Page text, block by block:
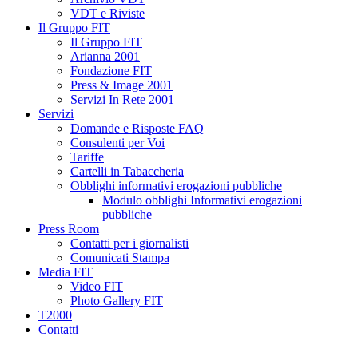
VDT e Riviste
Il Gruppo FIT
Il Gruppo FIT
Arianna 2001
Fondazione FIT
Press & Image 2001
Servizi In Rete 2001
Servizi
Domande e Risposte FAQ
Consulenti per Voi
Tariffe
Cartelli in Tabaccheria
Obblighi informativi erogazioni pubbliche
Modulo obblighi Informativi erogazioni
pubbliche
Press Room
Contatti per i giornalisti
Comunicati Stampa
Media FIT
Video FIT
Photo Gallery FIT
T2000
Contatti